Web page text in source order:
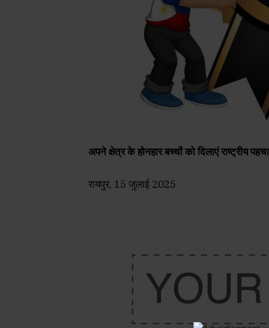
अपने क्षेत्र के होनहार बच्चों को दिलाएं राष्ट्रीय
रायपुर, 15 जुलाई 2025